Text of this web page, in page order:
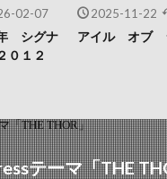
02-07
シグナ
０１２
2025-11-22
アイル オブ
テーマ「THE